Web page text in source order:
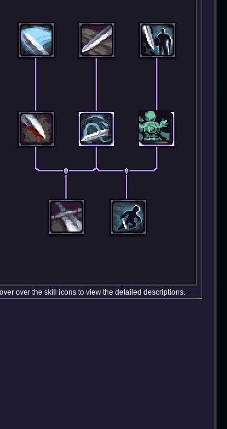
over the skill icons to view the detailed descriptions.